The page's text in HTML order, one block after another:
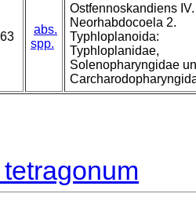
abs.
spp.
Ostfennoskandiens IV.
Neorhabdocoela 2.
Typhloplanoida:
Typhloplanidae,
Solenopharyngidae